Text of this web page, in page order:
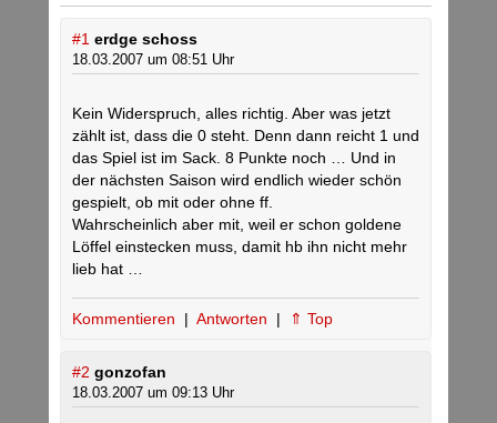
#1 erdge schoss
18.03.2007 um 08:51 Uhr
Kein Widerspruch, alles richtig. Aber was jetzt
zählt ist, dass die 0 steht. Denn dann reicht 1 und
das Spiel ist im Sack. 8 Punkte noch … Und in
der nächsten Saison wird endlich wieder schön
gespielt, ob mit oder ohne ff.
Wahrscheinlich aber mit, weil er schon goldene
Löffel einstecken muss, damit hb ihn nicht mehr
lieb hat …
Kommentieren | Antworten | ⇑ Top
#2 gonzofan
18.03.2007 um 09:13 Uhr